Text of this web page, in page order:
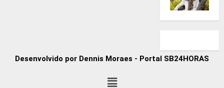
Desenvolvido por Dennis Moraes - Portal SB24HORAS